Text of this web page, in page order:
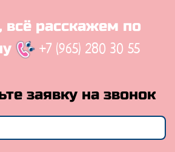
всё расскажем по
+7 (965) 280 30 55
заявку на звонок